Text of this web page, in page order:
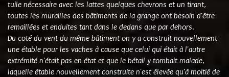
tuile nécessaire avec les lattes quelques chevrons et un tirant,
toutes les murailles des bâtiments de la grange ont besoin d'être
remaillées et enduites tant dans le dedans que par dehors.
Du coté du vent du même bâtiment on y a construit nouvellement
une étable pour les vaches à cause que celui qui était à l'autre
extrémité n'était pas en état et que le bétail y tombait malade,
laquelle étable nouvellement construite n'est élevée qu'à moitié de